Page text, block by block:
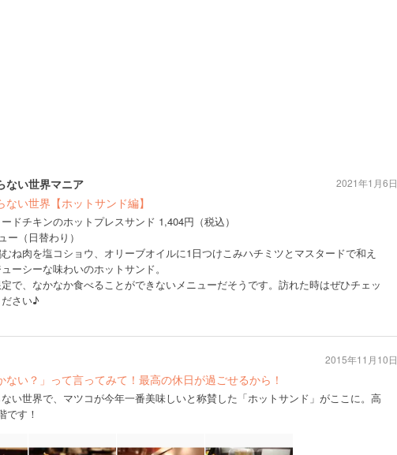
ない世界マニア
ない世界【ホットサンド編】
ドチキンのホットプレスサンド 1,404円（税込）
ー（日替わり）
ね肉を塩コショウ、オリーブオイルに1日つけこみハチミツとマスタードで和え
ーシーな味わいのホットサンド。
で、なかなか食べることができないメニューだそうです。訪れた時はぜひチェッ
さい♪
2021年1月6日
ない？」って言ってみて！最高の休日が過ごせるから！
い世界で、マツコが今年一番美味しいと称賛した「ホットサンド」がここに。高
です！
2015年11月10日